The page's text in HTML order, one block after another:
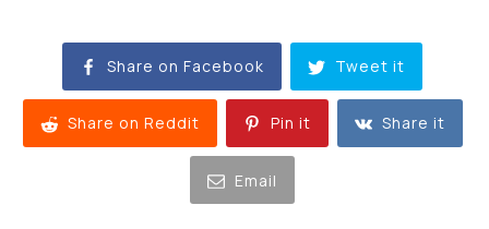
Share on Facebook Tweet it
Share on Reddit Pin it Share it
Email